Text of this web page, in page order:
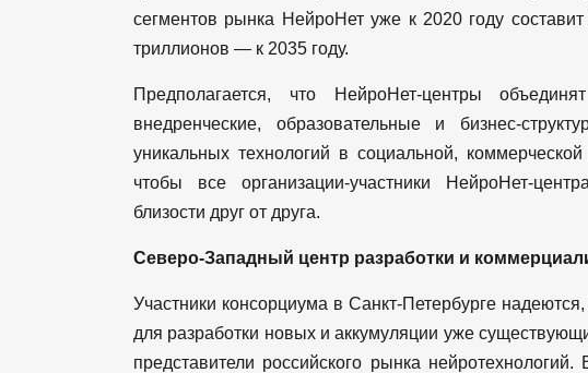
сегментов рынка НейроНет уже к 2020 году
триллионов — к 2035 году.
Предполагается, что НейроНет-центры
внедренческие, образовательные и бизнес-
уникальных технологий в социальной,
чтобы все организации-участники НейроНет-
близости друг от друга.
Северо-Западный центр разработки и
Участники консорциума в Санкт-Петербурге
для разработки новых и аккумуляции уже
представители российского рынка нейротехнологий.